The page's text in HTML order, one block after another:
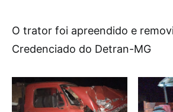
O trator foi apreendido e
Credenciado do Detran-MG